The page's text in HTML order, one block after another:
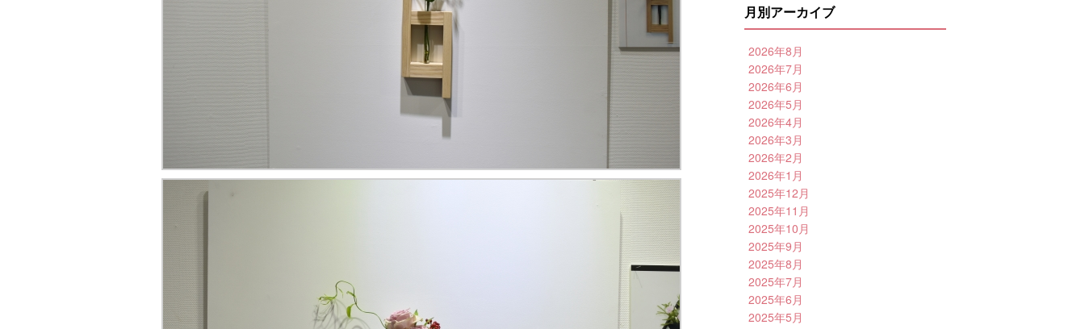
月別アーカイブ
2026年8月
2026年7月
2026年6月
2026年5月
2026年4月
2026年3月
2026年2月
2026年1月
2025年12月
2025年11月
2025年10月
2025年9月
2025年8月
2025年7月
2025年6月
2025年5月